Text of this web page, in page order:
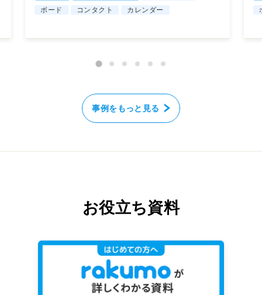
ボード
コンタクト カレンダー
事例をもっと見る
お役立ち資料